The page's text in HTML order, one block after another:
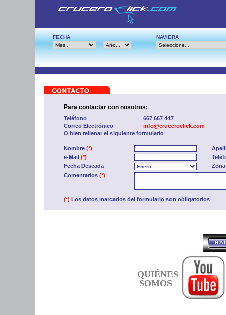
FECHA NAVIERA
Para contactar con nosotros:
Teléfono
667 667 447
Correo Electrónico
info@cruceroclick.com
O bien rellenar el siguiente formulario
Nombre (*)
e-Mail (*)
Fecha Deseada
Comentarios (*)
(*) Los datos marcados del formulario son obligatorios
QUIÉNES
SOMOS